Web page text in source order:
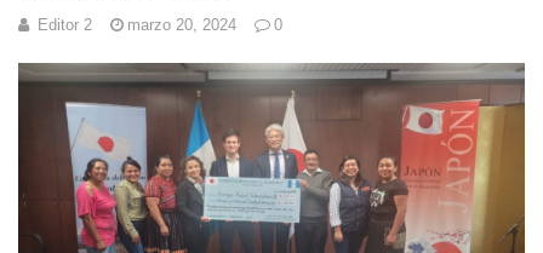
Editor 2 marzo 20, 2024 0